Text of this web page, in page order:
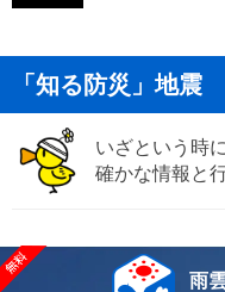
「知る防災」地震
いざという時
確かな情報と
雨